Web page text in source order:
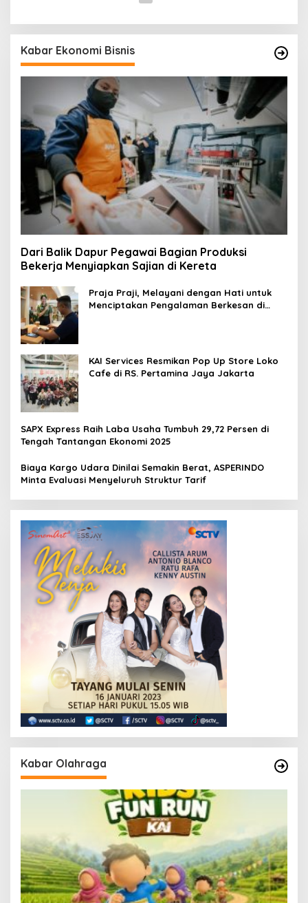
Kabar Ekonomi Bisnis
Dari Balik Dapur Pegawai Bagian Produksi
Bekerja Menyiapkan Sajian di Kereta
Praja Praji, Melayani dengan Hati untuk
Menciptakan Pengalaman Berkesan di
KAI Services Resmikan Pop Up Store Loko
Cafe di RS. Pertamina Jaya Jakarta
SAPX Express Raih Laba Usaha Tumbuh 29,72 Persen di
Tengah Tantangan Ekonomi 2025
Biaya Kargo Udara Dinilai Semakin Berat, ASPERINDO
Minta Evaluasi Menyeluruh Struktur Tarif
Kabar Olahraga